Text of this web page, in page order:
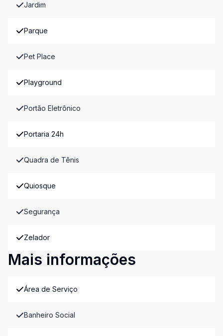
Jardim
Parque
Pet Place
Playground
Portão Eletrônico
Portaria 24h
Quadra de Tênis
Quiosque
Segurança
Zelador
Mais informações
Área de Serviço
Banheiro Social